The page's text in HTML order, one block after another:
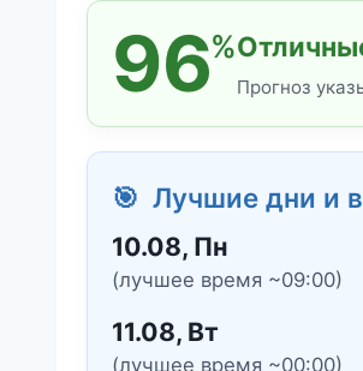
96%
Прогноз
🎯 Лучшие дни и
10.08, Пн
(лучшее время ~09:00)
11.08, Вт
(лучшее время ~00:00)